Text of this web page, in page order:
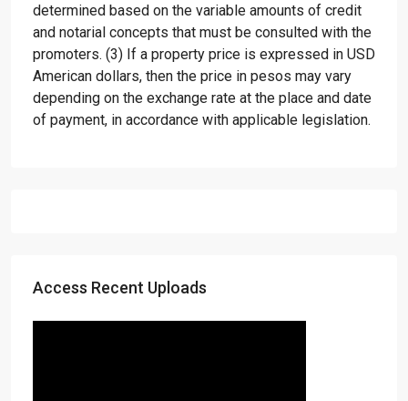
determined based on the variable amounts of credit
and notarial concepts that must be consulted with the
promoters. (3) If a property price is expressed in USD
American dollars, then the price in pesos may vary
depending on the exchange rate at the place and date
of payment, in accordance with applicable legislation.
Access Recent Uploads